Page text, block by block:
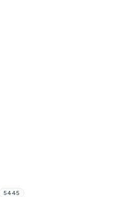
5445